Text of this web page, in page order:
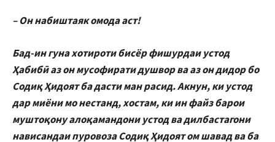
– Он набиштаяк омода аст!
Бад-ин гуна хотироти бисёр фишурдаи устод
Ҳабибӣ аз он мусофирати душвор ва аз он дидор бо
Содиқ Ҳидоят ба дасти ман расид. Акнун, ки устод
дар миёни мо нестанд, хостам, ки ин файз барои
муштоқону алоқамандони устод ва дилбастагони
нависандаи пуровоза Содиқ Ҳидоят ом шавад ва ба